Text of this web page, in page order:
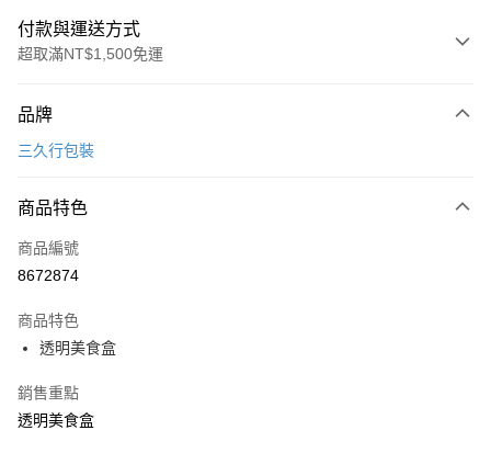
付款與運送方式
超取滿NT$1,500免運
信用卡一次付款
Apple Pay
悠遊付
全盈+PAY
運送方式
品牌
三久行包裝
商品特色
商品編號
8672874
商品特色
透明美食盒
銷售重點
透明美食盒